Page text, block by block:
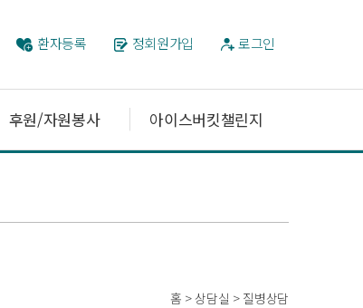
환자등록 정회원가입 로그인
후원/자원봉사 아이스버킷챌린지
홈 > 상담실 > 질병상담